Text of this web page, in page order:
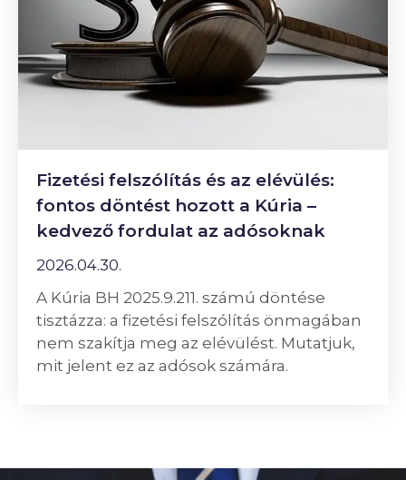
Fizetési felszólítás és az elévülés:
fontos döntést hozott a Kúria –
kedvező fordulat az adósoknak
2026.04.30.
A Kúria BH 2025.9.211. számú döntése
tisztázza: a fizetési felszólítás önmagában
nem szakítja meg az elévülést. Mutatjuk,
mit jelent ez az adósok számára.